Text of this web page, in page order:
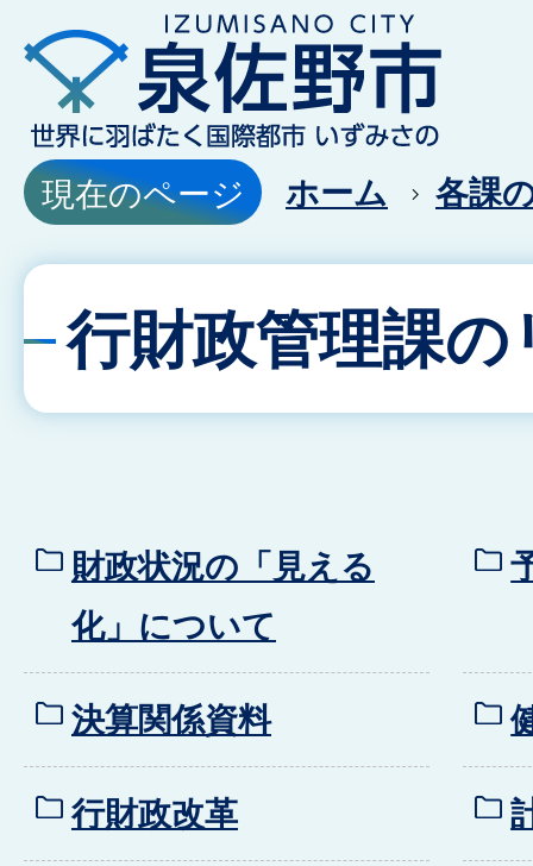
現在のページ ホーム 各課
行財政管理課の
財政状況の「見える
化」について
決算関係資料
行財政改革